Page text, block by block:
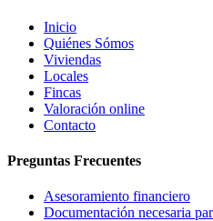
Inicio
Quiénes Sómos
Viviendas
Locales
Fincas
Valoración online
Contacto
Preguntas Frecuentes
Asesoramiento financiero
Documentación necesaria